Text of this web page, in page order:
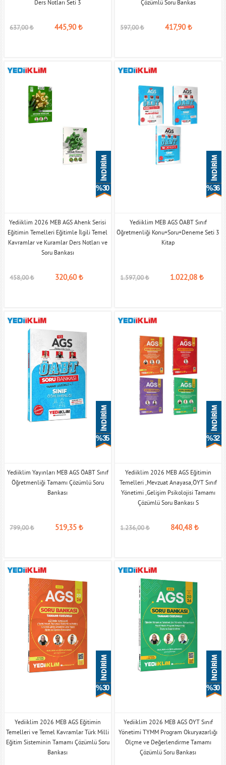
Ders Notları Seti 3
637,00₺ 445,90₺
Çözümlü Soru Bankas
597,00₺ 417,90₺
% 30
Yediiklim 2026 MEB AGS Ahenk Serisi
Eğitimin Temelleri Eğitimle İlgili Temel
Kavramlar ve Kuramlar Ders Notları ve
Soru Bankası
458,00₺ 320,60₺
% 36
Yediiklim MEB AGS ÖABT Sınıf
Öğretmenliği Konu+Soru+Deneme Seti 3
Kitap
1.597,00₺ 1.022,08 ₺
% 35
Yediiklim Yayınları MEB AGS ÖABT Sınıf
Öğretmenliği Tamamı Çözümlü Soru
Bankası
799,00₺ 519,35 ₺
% 32
Yediiklim 2026 MEB AGS Eğitimin
Temelleri ,Mevzuat Anayasa,ÖYT Sınıf
Yönetimi ,Gelişim Psikolojisi Tamamı
Çözümlü Soru Bankası S
1.236,00₺ 840,48 ₺
% 30
Yediiklim 2026 MEB AGS Eğitimin
Temelleri ve Temel Kavramlar Türk Milli
Eğitim Sisteminin Tamamı Çözümlü Soru
Bankası
% 30
Yediiklim 2026 MEB AGS ÖYT Sınıf
Yönetimi TYMM Program Okuryazarlığı
Ölçme ve Değerlendirme Tamamı
Çözümlü Soru Bankası